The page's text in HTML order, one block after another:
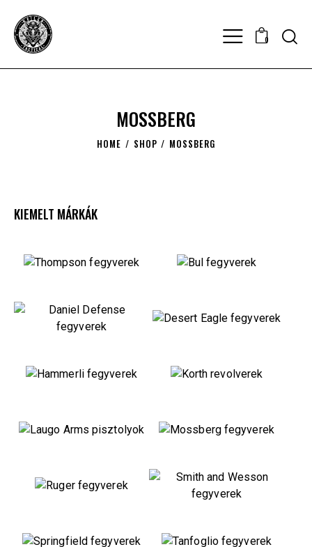
0
MOSSBERG
HOME SHOP MOSSBERG
KIEMELT MÁRKÁK